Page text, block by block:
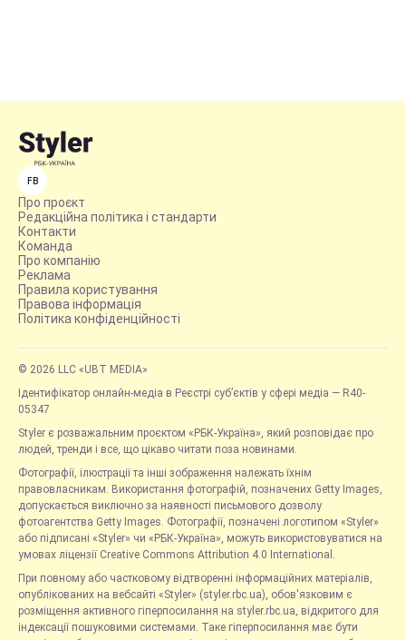
FB
Про проєкт
Редакційна політика і стандарти
Контакти
Команда
Про компанію
Реклама
Правила користування
Правова інформація
Політика конфіденційності
© 2026 LLC «UBT MEDIA»
Ідентифікатор онлайн-медіа в Реєстрі суб’єктів у сфері медіа — R40-
05347
Styler є розважальним проєктом «РБК-Україна», який розповідає про
людей, тренди і все, що цікаво читати поза новинами.
Фотографії, ілюстрації та інші зображення належать їхнім
правовласникам. Використання фотографій, позначених Getty Images,
допускається виключно за наявності письмового дозволу
фотоагентства Getty Images. Фотографії, позначені логотипом «Styler»
або підписані «Styler» чи «РБК-Україна», можуть використовуватися на
умовах ліцензії Creative Commons Attribution 4.0 International.
При повному або частковому відтворенні інформаційних матеріалів,
опублікованих на вебсайті «Styler» (styler.rbc.ua), обов'язковим є
розміщення активного гіперпосилання на styler.rbc.ua, відкритого для
індексації пошуковими системами. Таке гіперпосилання має бути